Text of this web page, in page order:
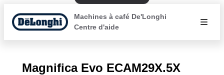
Machines à café De'Longhi
Centre d'aide
Magnifica Evo ECAM29X.5X